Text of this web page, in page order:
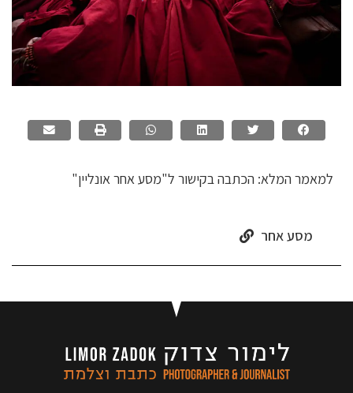
למאמר המלא: הכתבה בקישור ל"מסע אחר אונליין"
מסע אחר